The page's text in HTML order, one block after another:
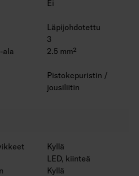
ja yleiskiskokiinnike
Ei
Läpijohdotettu
3
ala
2.5 mm²
Pistokepuristin /
jousiliitin
Kyllä
LED, kiinteä
Kyllä